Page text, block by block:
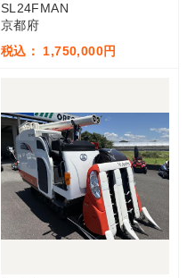
SL24FMAN
京都府
税込： 1,750,000円